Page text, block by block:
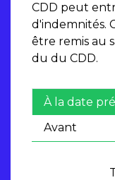
CDD peut
d'indemnités.
être remis au
du du CDD.
À la date
Avant